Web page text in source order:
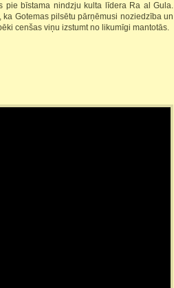
pie bīstama nindzju kulta līdera Ra al Gula.
ka Gotemas pilsētu pārņēmusi noziedzība un
cenšas viņu izstumt no likumīgi mantotās.